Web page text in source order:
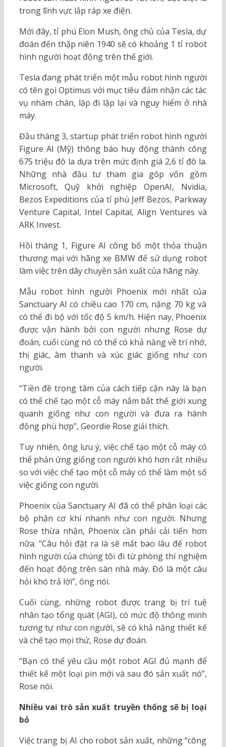
trong lĩnh vực lắp ráp xe điện.
Mới đây, tỉ phú Elon Mush, ông chủ của Tesla, dự
đoán đến thập niên 1940 sẽ có khoảng 1 tỉ robot
hình người hoạt động trên thế giới.
Tesla đang phát triển một mẫu robot hình người
có tên gọi Optimus với mục tiêu đảm nhận các tác
vụ nhàm chán, lặp đi lặp lại và nguy hiểm ở nhà
máy.
Đầu tháng 3, startup phát triển robot hình người
Figure AI (Mỹ) thông báo huy động thành công
675 triệu đô la dựa trên mức định giá 2,6 tỉ đô la.
Những nhà đầu tư tham gia góp vốn gồm
Microsoft, Quỹ khởi nghiệp OpenAI, Nvidia,
Bezos Expeditions của tỉ phú Jeff Bezos, Parkway
Venture Capital, Intel Capital, Align Ventures và
ARK Invest.
Hồi tháng 1, Figure AI công bố một thỏa thuận
thương mại với hãng xe BMW để sử dụng robot
làm việc trên dây chuyền sản xuất của hãng này.
Mẫu robot hình người Phoenix mới nhất của
Sanctuary AI có chiều cao 170 cm, nặng 70 kg và
có thể đi bộ với tốc độ 5 km/h. Hiện nay, Phoenix
được vận hành bởi con người nhưng Rose dự
đoán, cuối cùng nó có thể có khả năng về trí nhớ,
thị giác, âm thanh và xúc giác giống như con
người.
“Tiền đề trọng tâm của cách tiếp cận này là bạn
có thể chế tạo một cỗ máy nắm bắt thế giới xung
quanh giống như con người và đưa ra hành
động phù hợp”, Geordie Rose giải thích.
Tuy nhiên, ông lưu ý, việc chế tạo một cỗ máy có
thể phản ứng giống con người khó hơn rất nhiều
so với việc chế tạo một cỗ máy có thể làm một số
việc giống con người.
Phoenix của Sanctuary AI đã có thể phân loại các
bộ phận cơ khí nhanh như con người. Nhưng
Rose thừa nhận, Phoenix cần phải cải tiến hơn
nữa. “Câu hỏi đặt ra là sẽ mất bao lâu để robot
hình người của chúng tôi đi từ phòng thí nghiệm
đến hoạt động trên sàn nhà máy. Đó là một câu
hỏi khó trả lời”, ông nói.
Cuối cùng, những robot được trang bị trí tuệ
nhân tạo tổng quát (AGI), có mức độ thông minh
tương tự như con người, sẽ có khả năng thiết kế
và chế tạo mọi thứ, Rose dự đoán.
“Bạn có thể yêu cầu một robot AGI đủ mạnh để
thiết kế một loại pin mới và sau đó sản xuất nó”,
Rose nói.
Nhiều vai trò sản xuất truyền thống sẽ bị loại
bỏ
Việc trang bị AI cho robot sản xuất, những “công